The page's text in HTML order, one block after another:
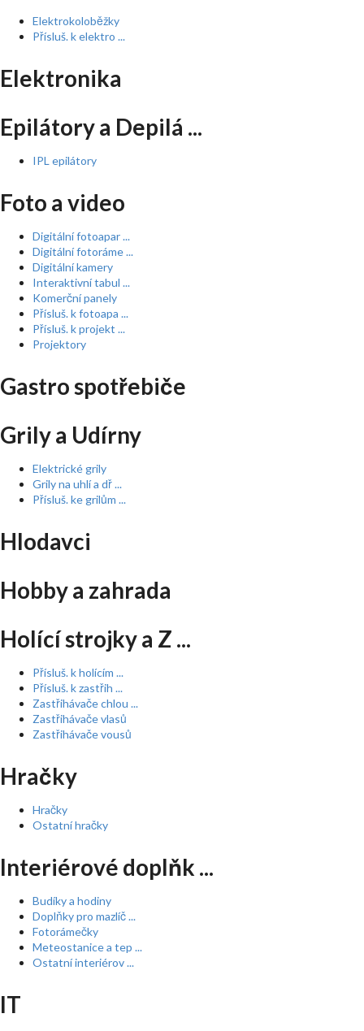
Elektrokoloběžky
Přísluš. k elektro ...
Elektronika
Epilátory a Depilá ...
IPL epilátory
Foto a video
Digitální fotoapar ...
Digitální fotoráme ...
Digitální kamery
Interaktivní tabul ...
Komerční panely
Přísluš. k fotoapa ...
Přísluš. k projekt ...
Projektory
Gastro spotřebiče
Grily a Udírny
Elektrické grily
Grily na uhlí a dř ...
Přísluš. ke grilům ...
Hlodavci
Hobby a zahrada
Holící strojky a Z ...
Přísluš. k holícím ...
Přísluš. k zastřih ...
Zastřihávače chlou ...
Zastřihávače vlasů
Zastřihávače vousů
Hračky
Hračky
Ostatní hračky
Interiérové doplňk ...
Budíky a hodiny
Doplňky pro mazlíč ...
Fotorámečky
Meteostanice a tep ...
Ostatní interiérov ...
IT